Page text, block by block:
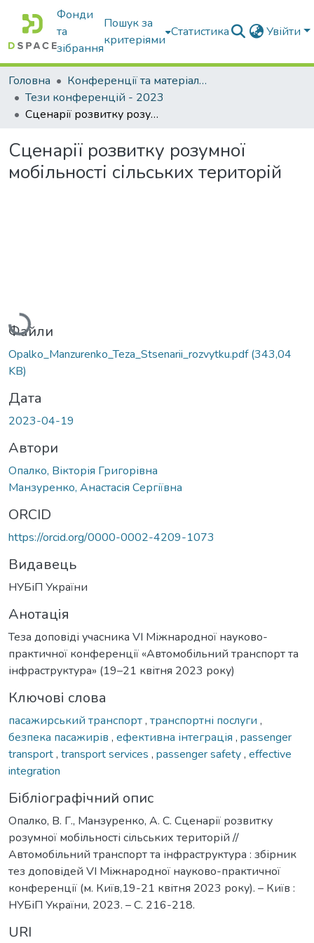
Фонди
та
зібрання
Пошук за
критеріями
Статистика Увійти
Головна
Конференції та матеріали конференцій
Тези конференцій - 2023
Сценарії розвитку розумної мобільності сільських територій
Сценарії розвитку розумної
мобільності сільських територій
Вантажиться...
Файли
Opalko_Manzurenko_Teza_Stsenarii_rozvytku.pdf(343,04
KB)
Дата
2023-04-19
Автори
Опалко, Вікторія Григорівна
Манзуренко, Анастасія Сергіївна
ORCID
https://orcid.org/0000-0002-4209-1073
Видавець
НУБіП України
Анотація
Теза доповіді учасника VІ Міжнародної науково-
практичної конференції «Автомобільний транспорт та
інфраструктура» (19–21 квітня 2023 року)
Ключові слова
пасажирський транспорт, транспортні послуги ,
безпека пасажирів , ефективна інтеграція , passenger
transport, transport services , passenger safety, effective
integration
Бібліографічний опис
Опалко, В. Г., Манзуренко, А. С. Сценарії розвитку
розумної мобільності сільських територій //
Автомобільний транспорт та інфраструктура : збірник
тез доповідей VІ Міжнародної науково-практичної
конференції (м. Київ,19-21 квітня 2023 року). – Київ :
НУБіП України, 2023. – С. 216-218.
URI